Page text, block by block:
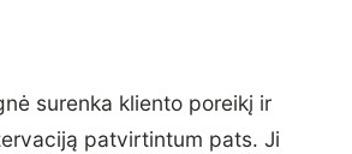
surenka kliento poreikį ir
patvirtintum pats. Ji